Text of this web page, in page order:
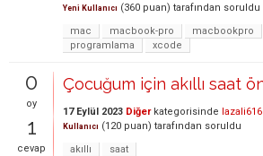
Yeni Kullanıcı (360 puan) tarafından soruldu
mac
macbook-pro macbookpro
programlama
xcode
0
oy
1
cevap
Çocuğum için akıllı saat
17 Eylül 2023 Diğerkategorisinde
Kullanıcı (120 puan) tarafından soruldu
akıllı
saat